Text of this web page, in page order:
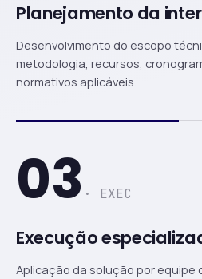
Planejamento da
Desenvolvimento do escopo
metodologia, recursos,
normativos aplicáveis.
03 · EXEC
Execução
Aplicação da solução por equipe